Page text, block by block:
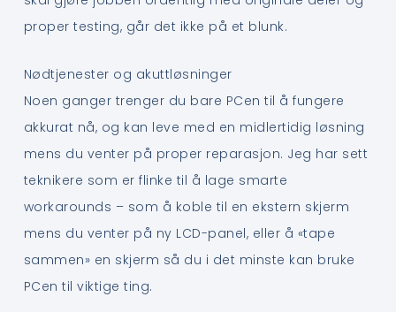
proper testing, går det ikke på et blunk.
Nødtjenester og akuttløsninger
Noen ganger trenger du bare PCen til å fungere
akkurat nå, og kan leve med en midlertidig løsning
mens du venter på proper reparasjon. Jeg har sett
teknikere som er flinke til å lage smarte
workarounds – som å koble til en ekstern skjerm
mens du venter på ny LCD-panel, eller å «tape
sammen» en skjerm så du i det minste kan bruke
PCen til viktige ting.